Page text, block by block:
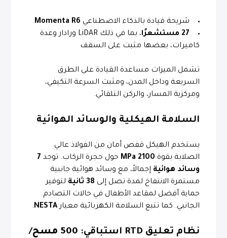
شريحة قيادة بالذكاء الاصطناعي Momenta R6
27 مستشعرًا
، بما في ذلك LiDAR ورادار وعدة
كاميرات، بعضها مثبت على السقف
تشمل الميزات مساعدة القيادة على الطرق
السريعة وداخل المدن، ومثبت السرعة التكيفي،
ومركزية المسار، والركن التلقائي.
السلامة الهيكلية والوسائد الهوائية
يستخدم الهيكل قفص أمان من الفولاذ عالي
الصلابة بقوة 2100 MPa حول حجرة الركاب. توجد 7
وسائد هوائية إجمالاً، مع وسائد هوائية جانبية
مستمرة الانتفاخ لمدة تصل إلى 38 ثانية
لتوفير
حماية أفضل لمقاعد الأطفال في حالات التصادم
الجانبي. كما تتبع السلامة الكهربائية معيارNESTA
.
نظام تعليق RTD استباقي:
500 مسح/